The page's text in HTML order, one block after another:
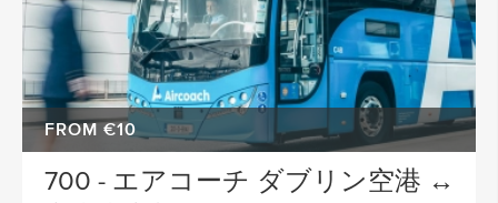
Dublin Dublin Airport
SPECIAL
FROM €10
700 - エアコーチ ダブリン空港 ↔